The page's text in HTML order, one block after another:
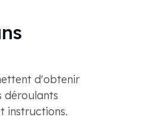
d'obtenir
déroulants
instructions.